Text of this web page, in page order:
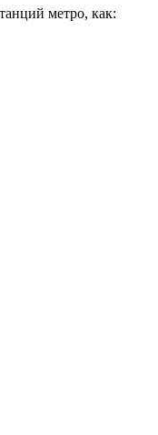
метро, как: